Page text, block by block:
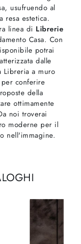
usufruendo al
resa estetica.
linea di Librerie
Casa. Con
potrai
dalle
Libreria a muro
conferire
della
ottimamente
noi troverai
moderne per il
nell'immagine.